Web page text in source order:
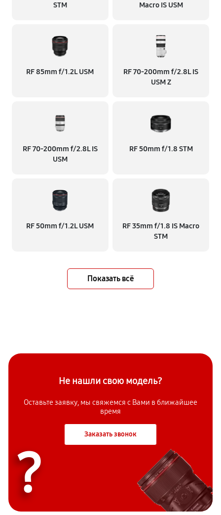
STM
Macro IS USM
RF 85mm f/1.2L USM
RF 70‑200mm f/2.8L IS
USM Z
RF 70‑200mm f/2.8L IS
USM
RF 50mm f/1.8 STM
RF 50mm f/1.2L USM
RF 35mm f/1.8 IS Macro
STM
Показать всё
Не нашли свою модель?
Оставьте заявку, мы свяжемся с Вами в ближайшее
время
Заказать звонок
?